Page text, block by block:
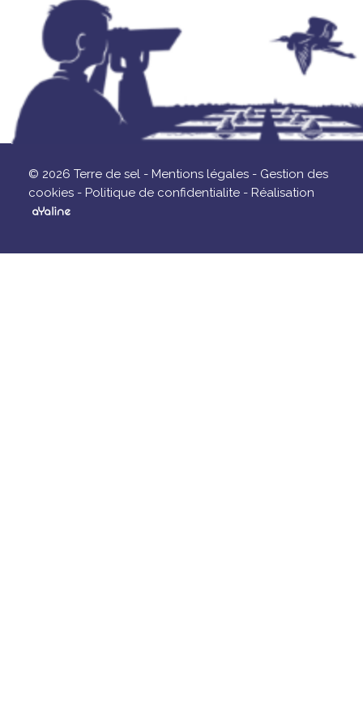
© 2026 Terre de sel - Mentions légales - Gestion des
cookies - Politique de confidentialite - Réalisation